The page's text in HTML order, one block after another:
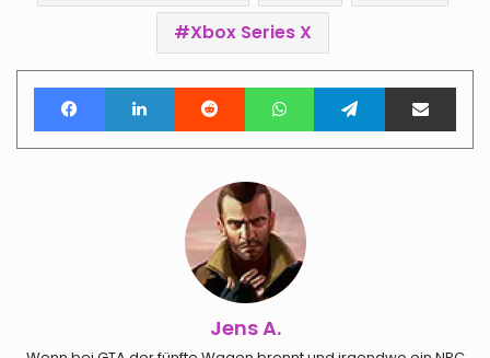
Xbox Series X
FacebookLinkedIn Reddit WhatsAppTelegramTeile per E-Mail
Jens A.